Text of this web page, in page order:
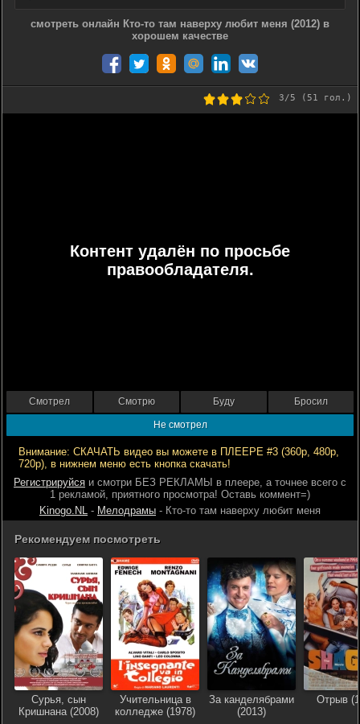
смотреть онлайн Кто-то там наверху любит меня (2012) в
хорошем качестве
3/5 (51 гол.)
Контент удалён по просьбе
правообладателя.
Смотрел Смотрю Буду Бросил
Не смотрел
Внимание: СКАЧАТЬ видео вы можете в ПЛЕЕРЕ #3 (360р, 480р,
720р), в нижнем меню есть кнопка скачать!
Регистрируйся и смотри БЕЗ РЕКЛАМЫ в плеере, а точнее всего с
1 рекламой, приятного просмотра! Оставь коммент=)
Kinogo.NL - Мелодрамы - Кто-то там наверху любит меня
Рекомендуем посмотреть
Сурья, сын
Кришнана (2008)
Учительница в
колледже (1978)
За канделябрами
(2013)
Отрыв